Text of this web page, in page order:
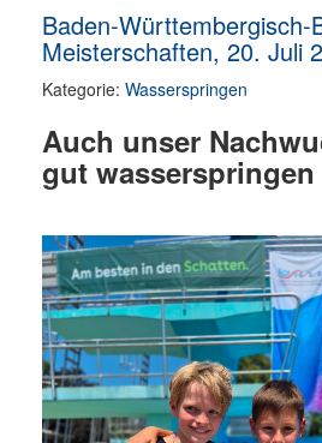
Baden-Württembergisch-
Meisterschaften, 20. Juli
Kategorie: Wasserspringen
Auch unser
gut wasserspringen